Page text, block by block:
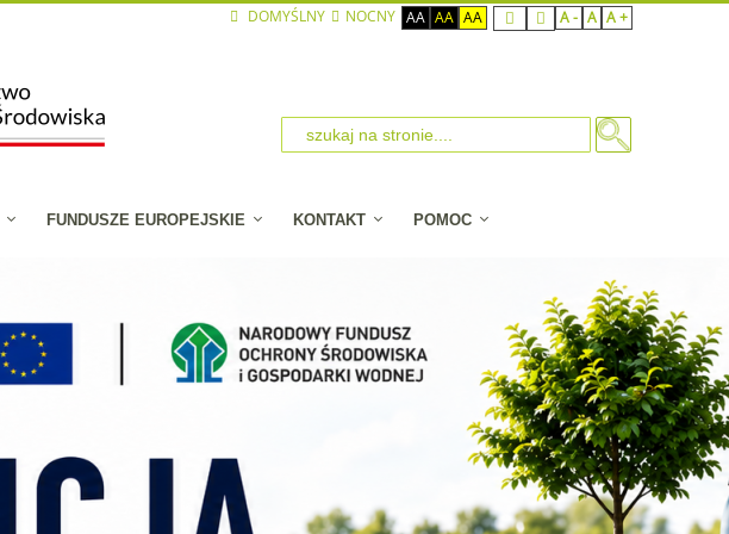
DOMYŚLNY NOCNY AA AA AA A - A A +
FUNDUSZE EUROPEJSKIE KONTAKT POMOC